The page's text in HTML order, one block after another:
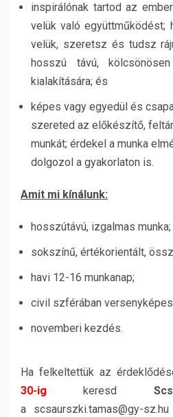
inspirálónak tartod az
velük való együttműködést;
velük, szeretsz és tudsz
hosszú távú,
kialakítására; és
képes vagy egyedül és
szereted az előkészítő,
munkát; érdekel a munka
dolgozol a gyakorlaton is.
Amit mi kínálunk:
hosszútávú, izgalmas munka;
sokszínű, értékorientált,
havi 12-16 munkanap;
civil szférában
novemberi kezdés.
Ha felkeltettük az
30-ig
keresd
a scsaurszki.tamas@gy-